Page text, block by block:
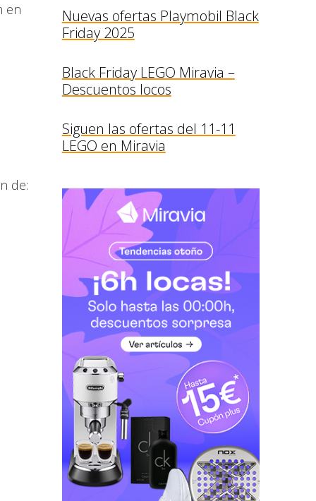
en
de:
Nuevas ofertas Playmobil Black
Friday 2025
Black Friday LEGO Miravia –
Descuentos locos
Siguen las ofertas del 11-11
LEGO en Miravia